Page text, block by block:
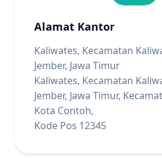
Alamat Kantor
Kaliwates, Kecamatan
Jember, Jawa Timur
Kaliwates, Kecamatan
Jember, Jawa Timur,
Kota Contoh,
Kode Pos 12345